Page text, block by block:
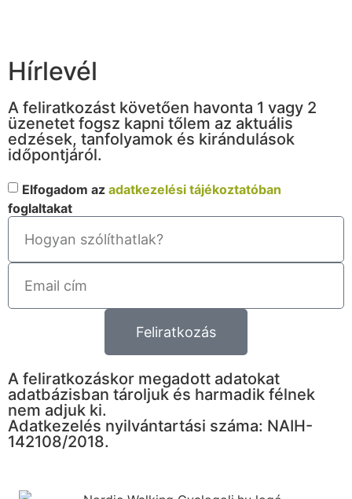
Hírlevél
A feliratkozást követően havonta 1 vagy 2
üzenetet fogsz kapni tőlem az aktuális
edzések, tanfolyamok és kirándulások
időpontjáról.
Elfogadom az adatkezelési tájékoztatóban
foglaltakat
Feliratkozás
A feliratkozáskor megadott adatokat
adatbázisban tároljuk és harmadik félnek
nem adjuk ki.
Adatkezelés nyilvántartási száma: NAIH-
142108/2018.